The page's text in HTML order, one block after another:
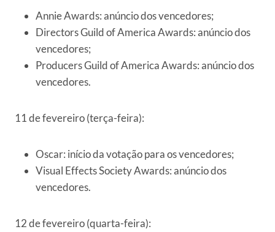
Annie Awards: anúncio dos vencedores;
Directors Guild of America Awards: anúncio dos
vencedores;
Producers Guild of America Awards: anúncio dos
vencedores.
11 de fevereiro (terça-feira):
Oscar: início da votação para os vencedores;
Visual Effects Society Awards: anúncio dos
vencedores.
12 de fevereiro (quarta-feira):